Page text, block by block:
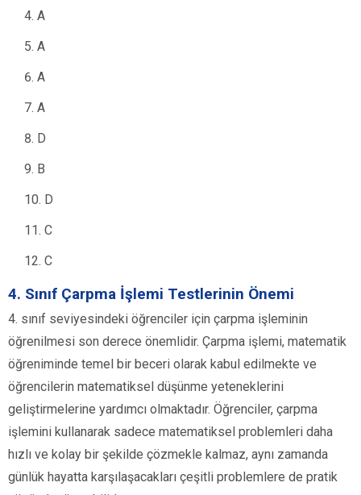
A
A
A
A
D
B
D
C
C
4. Sınıf Çarpma İşlemi Testlerinin Önemi
4. sınıf seviyesindeki öğrenciler için çarpma işleminin
öğrenilmesi son derece önemlidir. Çarpma işlemi, matematik
öğreniminde temel bir beceri olarak kabul edilmekte ve
öğrencilerin matematiksel düşünme yeteneklerini
geliştirmelerine yardımcı olmaktadır. Öğrenciler, çarpma
işlemini kullanarak sadece matematiksel problemleri daha
hızlı ve kolay bir şekilde çözmekle kalmaz, aynı zamanda
günlük hayatta karşılaşacakları çeşitli problemlere de pratik